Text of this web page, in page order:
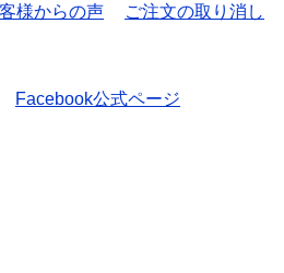
様からの声 ご注文の取り消し
Facebook公式ページ